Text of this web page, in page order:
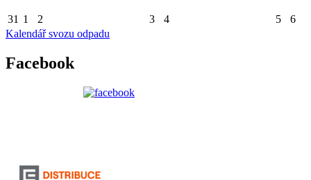
31 1 2 3 4 5
6
Kalendář svozu odpadu
Facebook